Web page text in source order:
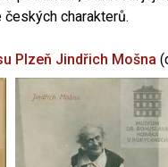
charakterů.
Plzeň Jindřich Mošna